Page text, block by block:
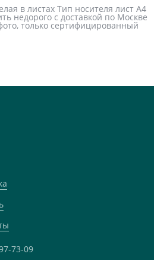
в листах Тип носителя лист А4
недорого с доставкой по Москве
только сертифицированный
73-09